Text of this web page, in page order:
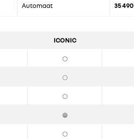
Automaat 35 490
ICONIC